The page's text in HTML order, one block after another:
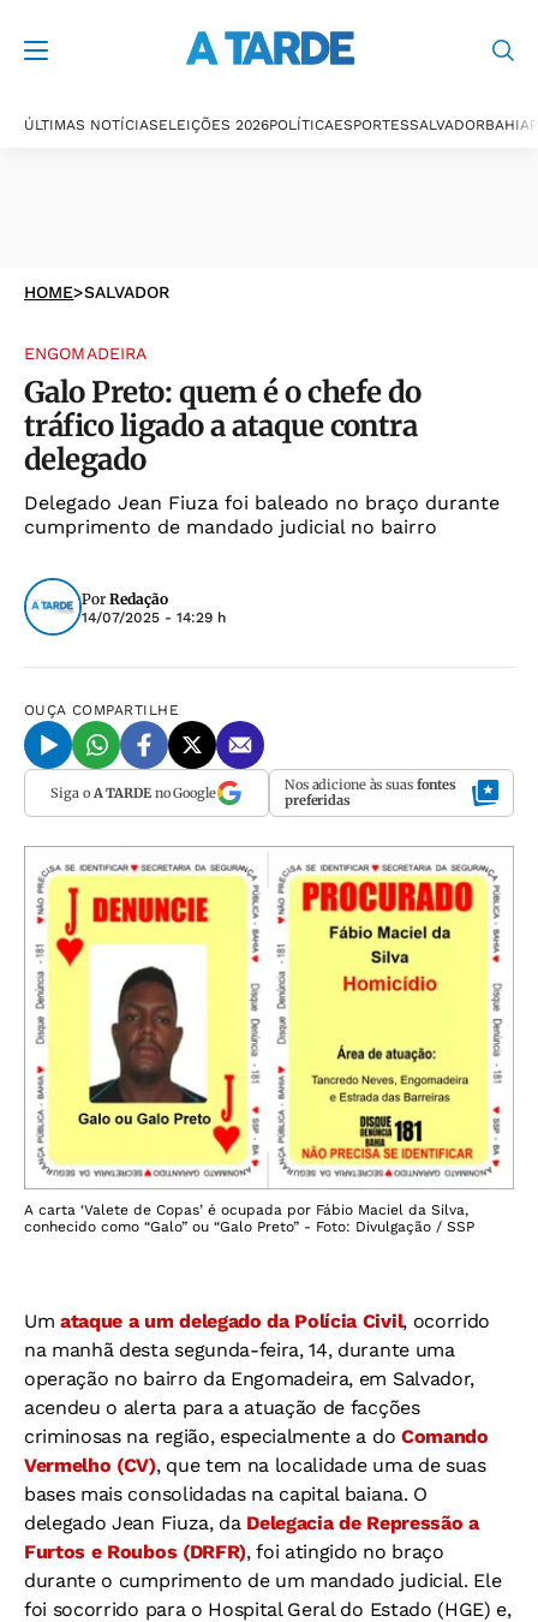
ÚLTIMAS NOTÍCIASELEIÇÕES 2026POLÍTICAESPORTESSALVADORBAHIA
HOME>SALVADOR
ENGOMADEIRA
Galo Preto: quem é o chefe do
tráfico ligado a ataque contra
delegado
Delegado Jean Fiuza foi baleado no braço durante
cumprimento de mandado judicial no bairro
Por Redação
14/07/2025 - 14:29 h
OUÇA COMPARTILHE
Siga o A TARDEno Google Nos adicione às suas fontes
preferidas
A carta ‘Valete de Copas’ é ocupada por Fábio Maciel da Silva,
conhecido como “Galo” ou “Galo Preto” - Foto: Divulgação / SSP
Umataque a um delegado da Polícia Civil, ocorrido
na manhã desta segunda-feira, 14, durante uma
operação no bairro da Engomadeira, em Salvador,
acendeu o alerta para a atuação de facções
criminosas na região, especialmente a do Comando
Vermelho (CV), que tem na localidade uma de suas
bases mais consolidadas na capital baiana. O
delegado Jean Fiuza, da Delegacia de Repressão a
Furtos e Roubos (DRFR), foi atingido no braço
durante o cumprimento de um mandado judicial. Ele
foi socorrido para o Hospital Geral do Estado (HGE) e,